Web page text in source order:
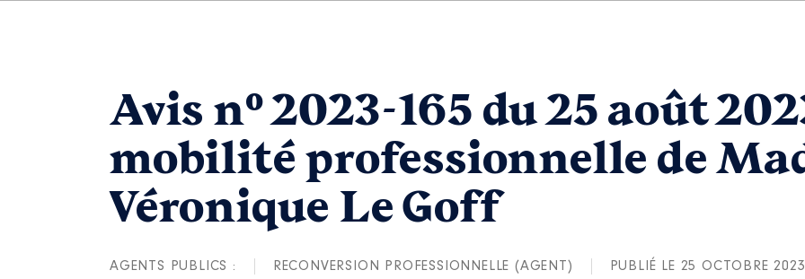
Avis n° 2023-165 du 25 août
mobilité professionnelle de
Véronique Le Goff
AGENTS PUBLICS : RECONVERSION PROFESSIONNELLE (AGENT) PUBLIÉ LE 25 OCTOBRE 2023